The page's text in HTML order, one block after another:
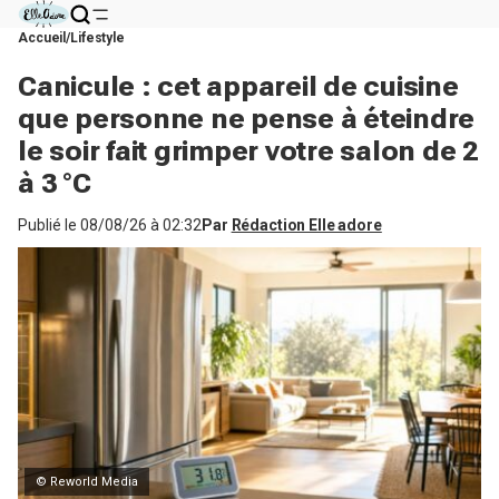
Accueil Lifestyle
Canicule : cet appareil de cuisine
que personne ne pense à éteindre
le soir fait grimper votre salon de 2
à 3 °C
Publié le 08/08/26 à 02:32 Par Rédaction Elle adore
© Reworld Media